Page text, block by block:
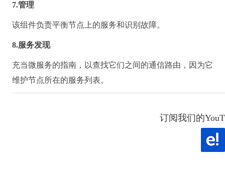
7.管理
该组件负责平衡节点上的服务和识别故障。
8.服务发现
充当微服务的指南，以查找它们之间的通信路由，因为它
维护节点所在的服务列表。
订阅我们的